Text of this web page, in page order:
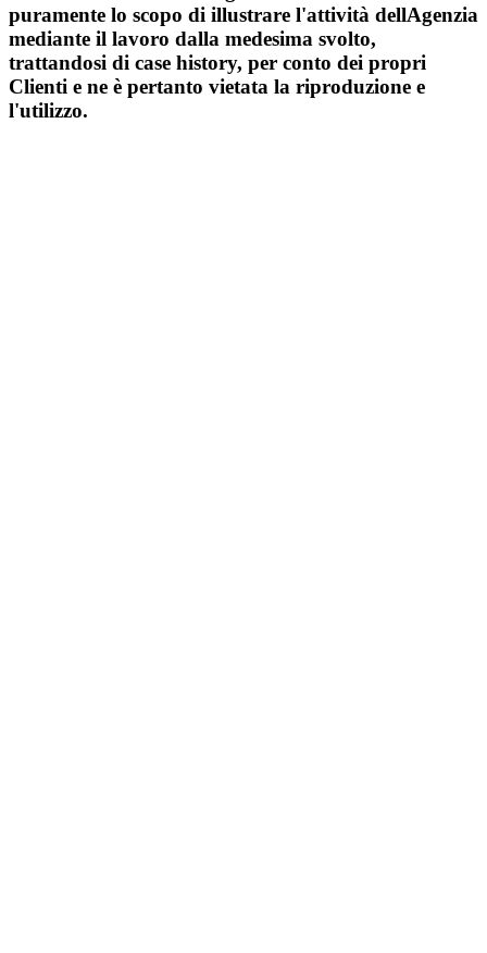
puramente lo scopo di illustrare l'attività dellAgenzia
mediante il lavoro dalla medesima svolto,
trattandosi di case history, per conto dei propri
Clienti e ne è pertanto vietata la riproduzione e
l'utilizzo.